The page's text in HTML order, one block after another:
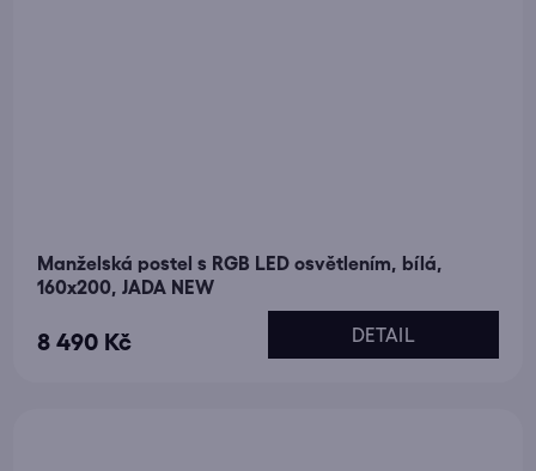
Manželská postel s RGB LED osvětlením, bílá,
160x200, JADA NEW
8 490 Kč DETAIL